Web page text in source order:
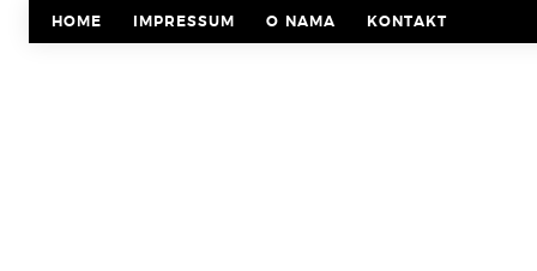
HOME IMPRESSUM O NAMA KONTAKT